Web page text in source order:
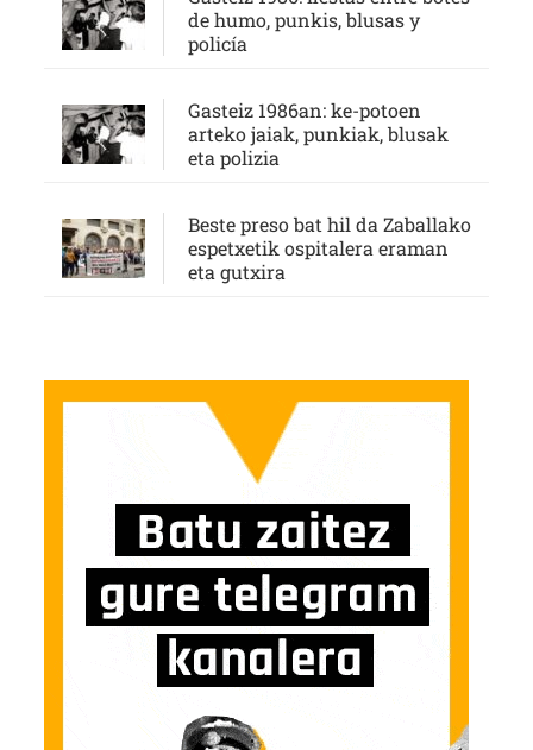
de humo, punkis, blusas y
policía
Gasteiz 1986an: ke-potoen
arteko jaiak, punkiak, blusak
eta polizia
Beste preso bat hil da Zaballako
espetxetik ospitalera eraman
eta gutxira